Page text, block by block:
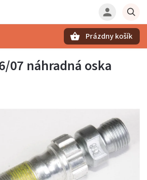
Prázdny košík
07 náhradná oska